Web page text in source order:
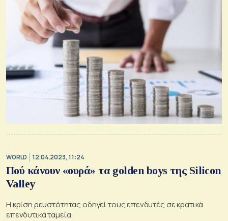
WORLD 12.04.2023, 11:24
Πού κάνουν «ουρά» τα golden boys της Silicon
Valley
Η κρίση ρευστότητας οδηγεί τους επενδυτές σε κρατικά
επενδυτικά ταμεία